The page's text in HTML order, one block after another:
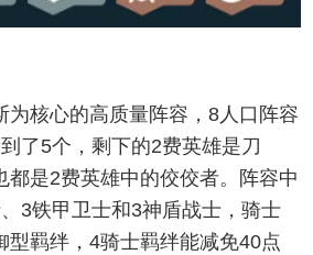
为核心的高质量阵容，8人口阵容
了5个，剩下的2费英雄是刀
都是2费英雄中的佼佼者。阵容中
3铁甲卫士和3神盾战士，骑士
型羁绊，4骑士羁绊能减免40点